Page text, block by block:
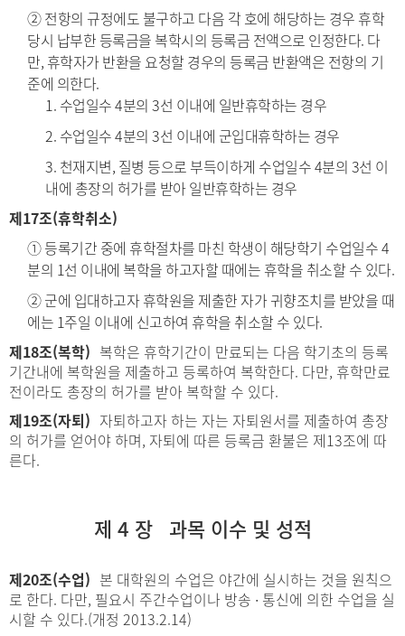
② 전항의 규정에도 불구하고 다음 각 호에 해당하는 경우 휴학
당시 납부한 등록금을 복학시의 등록금 전액으로 인정한다. 다
만, 휴학자가 반환을 요청할 경우의 등록금 반환액은 전항의 기
준에 의한다.
1. 수업일수 4분의 3선 이내에 일반휴학하는 경우
2. 수업일수 4분의 3선 이내에 군입대휴학하는 경우
3. 천재지변, 질병 등으로 부득이하게 수업일수 4분의 3선 이
내에 총장의 허가를 받아 일반휴학하는 경우
제17조(휴학취소)
① 등록기간 중에 휴학절차를 마친 학생이 해당학기 수업일수 4
분의 1선 이내에 복학을 하고자할 때에는 휴학을 취소할 수 있다.
② 군에 입대하고자 휴학원을 제출한 자가 귀향조치를 받았을 때
에는 1주일 이내에 신고하여 휴학을 취소할 수 있다.
제18조(복학) 복학은 휴학기간이 만료되는 다음 학기초의 등록
기간내에 복학원을 제출하고 등록하여 복학한다. 다만, 휴학만료
전이라도 총장의 허가를 받아 복학할 수 있다.
제19조(자퇴) 자퇴하고자 하는 자는 자퇴원서를 제출하여 총장
의 허가를 얻어야 하며, 자퇴에 따른 등록금 환불은 제13조에 따
른다.
제 4 장 과목 이수 및 성적
제20조(수업) 본 대학원의 수업은 야간에 실시하는 것을 원칙으
로 한다. 다만, 필요시 주간수업이나 방송 ∙ 통신에 의한 수업을 실
시할 수 있다.(개정 2013.2.14)